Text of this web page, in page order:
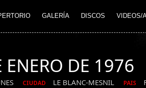
GALERÍA DISCOS VIDEOS/
ENERO DE 1976
CIUDAD LE BLANC-MESNIL PAIS